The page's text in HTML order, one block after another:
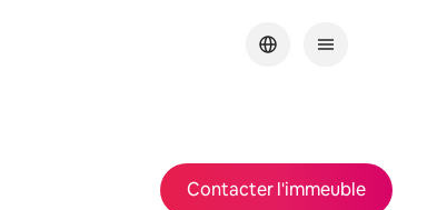
Contacter l'immeuble